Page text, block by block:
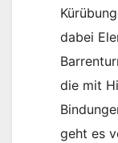
dabei
die mit
geht es